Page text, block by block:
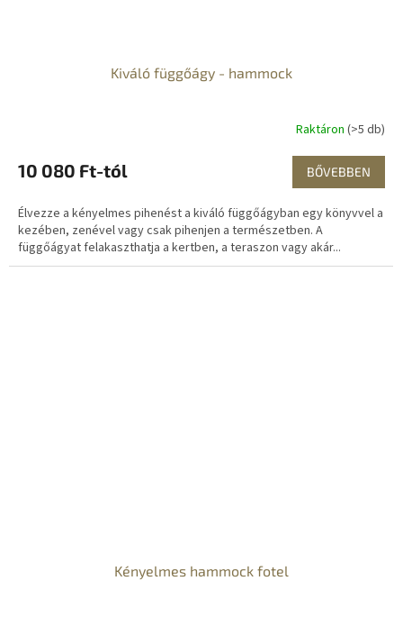
Kiváló függőágy - hammock
Raktáron (>5 db)
10 080 Ft-tól BŐVEBBEN
Élvezze a kényelmes pihenést a kiváló függőágyban egy könyvvel a
kezében, zenével vagy csak pihenjen a természetben. A
függőágyat felakaszthatja a kertben, a teraszon vagy akár...
Kényelmes hammock fotel